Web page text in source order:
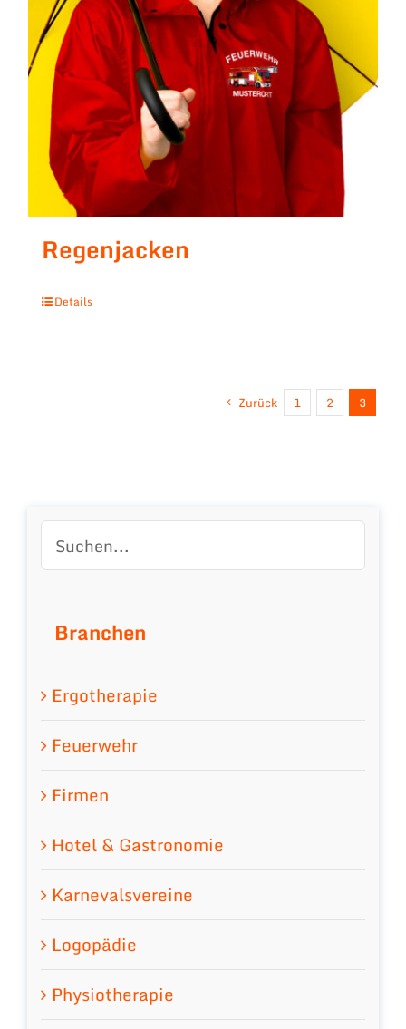
Regenjacken
Details
Zurück 1 2 3
Branchen
Ergotherapie
Feuerwehr
Firmen
Hotel & Gastronomie
Karnevalsvereine
Logopädie
Physiotherapie